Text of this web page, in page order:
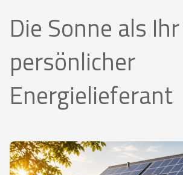
Die Sonne als Ihr
persönlicher
Energielieferant